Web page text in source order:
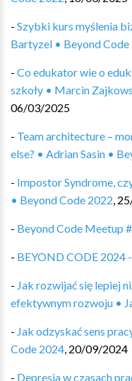
- Szybki kurs myślenia
Bartyzel • Beyond Code
- Co edukator wie o
szkoły • Marcin
06/03/2025
- Team architecture –
else? • Adrian Sasin •
- Impostor Syndrome,
• Beyond Code 2022,
- Beyond Code Meetup
- BEYOND CODE 2024
- Jak rozwijać się lepiej
efektywnym rozwoju •
- Jak odzyskać sens
Code 2024, 20/09/2024
- Depresja w czasach